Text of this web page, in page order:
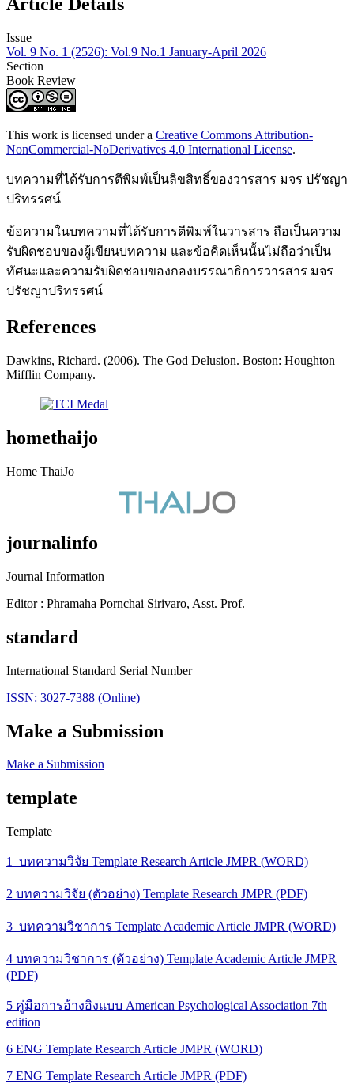
Article Details
Issue
Vol. 9 No. 1 (2526): Vol.9 No.1 January-April 2026
Section
Book Review
This work is licensed under a Creative Commons Attribution-
NonCommercial-NoDerivatives 4.0 International License.
บทความที่ได้รับการตีพิมพ์เป็นลิขสิทธิ์ของวารสาร มจร ปรัชญา
ปริทรรศน์
ข้อความในบทความที่ได้รับการตีพิมพ์ในวารสาร ถือเป็นความ
รับผิดชอบของผู้เขียนบทความ และข้อคิดเห็นนั้นไม่ถือว่าเป็น
ทัศนะและความรับผิดชอบของกองบรรณาธิการวารสาร มจร
ปรัชญาปริทรรศน์
References
Dawkins, Richard. (2006). The God Delusion. Boston: Houghton
Mifflin Company.
homethaijo
Home ThaiJo
journalinfo
Journal Information
Editor : Phramaha Pornchai Sirivaro, Asst. Prof.
standard
International Standard Serial Number
ISSN: 3027-7388 (Online)
Make a Submission
Make a Submission
template
Template
1_บทความวิจัย Template Research Article JMPR (WORD)
2 บทความวิจัย (ตัวอย่าง) Template Research JMPR (PDF)
3_บทความวิชาการ Template Academic Article JMPR (WORD)
4 บทความวิชาการ (ตัวอย่าง) Template Academic Article JMPR
(PDF)
5 คู่มือการอ้างอิงแบบ American Psychological Association 7th
edition
6 ENG Template Research Article JMPR (WORD)
7 ENG Template Research Article JMPR (PDF)